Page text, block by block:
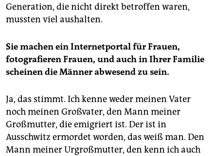
Generation, die nicht direkt betroffen waren,
mussten viel aushalten.
Sie machen ein Internetportal für Frauen,
fotografieren Frauen, und auch in Ihrer Familie
scheinen die Männer abwesend zu sein.
Ja, das stimmt. Ich kenne weder meinen Vater
noch meinen Großvater, den Mann meiner
Großmutter, die emigriert ist. Der ist in
Ausschwitz ermordet worden, das weiß man. Den
Mann meiner Urgroßmutter, den kenn ich auch